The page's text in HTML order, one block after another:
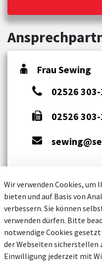
Frau Sewing
02526
02526
Wir verwenden Cookies, um
bieten und auf Basis von
verbessern. Sie können
verwenden dürfen. Bitte
notwendige Cookies
der Webseiten sicherstellen
Einwilligung jederzeit mit